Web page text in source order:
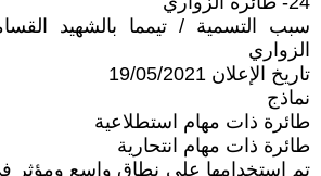
سبب التسمية / تيمما بالشهيد
الزواري
تاريخ الإعلان 19/05/2021
نماذج
طائرة ذات مهام استطلاعية
طائرة ذات مهام انتحارية
تم استخدامها على نطاق واسع ومؤثر